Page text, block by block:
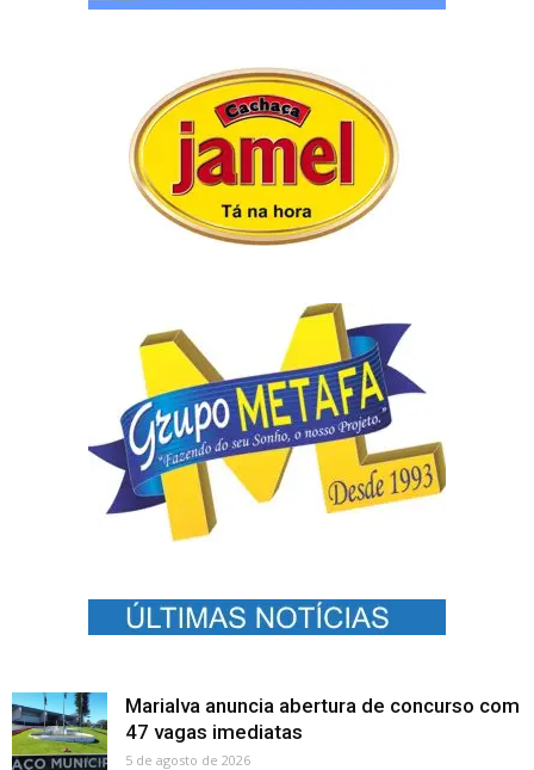
Marialva anuncia abertura de concurso com
47 vagas imediatas
5 de agosto de 2026